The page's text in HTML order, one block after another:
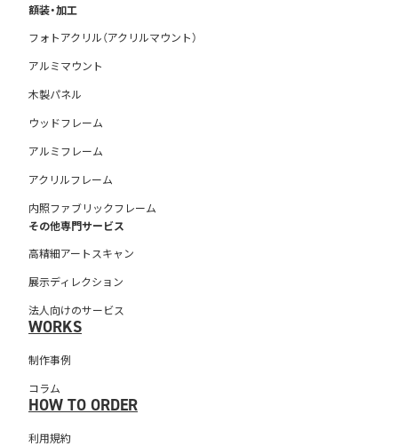
額装・加工
フォトアクリル（アクリルマウント）
アルミマウント
木製パネル
ウッドフレーム
アルミフレーム
アクリルフレーム
内照ファブリックフレーム
その他専門サービス
高精細アートスキャン
展示ディレクション
法人向けのサービス
WORKS
制作事例
コラム
HOW TO ORDER
利用規約